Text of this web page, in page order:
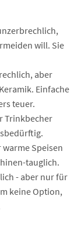
will. Sie
aber
Einfache
teuer.
Trinkbecher
Speisen
tauglich.
- aber nur für
keine Option,